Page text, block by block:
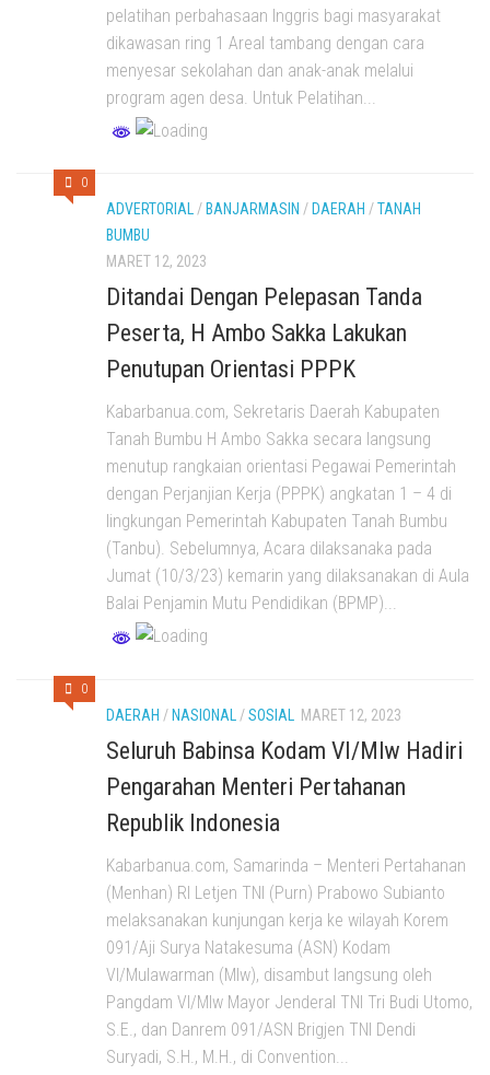
pelatihan perbahasaan Inggris bagi masyarakat
dikawasan ring 1 Areal tambang dengan cara
menyesar sekolahan dan anak-anak melalui
program agen desa. Untuk Pelatihan...
0
ADVERTORIAL/ BANJARMASIN / DAERAH /TANAH
BUMBU
MARET 12, 2023
Ditandai Dengan Pelepasan Tanda
Peserta, H Ambo Sakka Lakukan
Penutupan Orientasi PPPK
Kabarbanua.com, Sekretaris Daerah Kabupaten
Tanah Bumbu H Ambo Sakka secara langsung
menutup rangkaian orientasi Pegawai Pemerintah
dengan Perjanjian Kerja (PPPK) angkatan 1 – 4 di
lingkungan Pemerintah Kabupaten Tanah Bumbu
(Tanbu). Sebelumnya, Acara dilaksanaka pada
Jumat (10/3/23) kemarin yang dilaksanakan di Aula
Balai Penjamin Mutu Pendidikan (BPMP)...
0
DAERAH / NASIONAL /SOSIAL MARET 12, 2023
Seluruh Babinsa Kodam VI/Mlw Hadiri
Pengarahan Menteri Pertahanan
Republik Indonesia
Kabarbanua.com, Samarinda – Menteri Pertahanan
(Menhan) RI Letjen TNI (Purn) Prabowo Subianto
melaksanakan kunjungan kerja ke wilayah Korem
091/Aji Surya Natakesuma (ASN) Kodam
VI/Mulawarman (Mlw), disambut langsung oleh
Pangdam VI/Mlw Mayor Jenderal TNI Tri Budi Utomo,
S.E., dan Danrem 091/ASN Brigjen TNI Dendi
Suryadi, S.H., M.H., di Convention...